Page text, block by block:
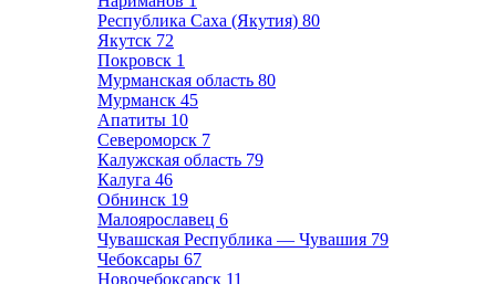
Республика Саха (Якутия) 80
Якутск 72
Покровск 1
Мурманская область 80
Мурманск 45
Апатиты 10
Североморск 7
Калужская область 79
Калуга 46
Обнинск 19
Малоярославец 6
Чувашская Республика — Чувашия 79
Чебоксары 67
Новочебоксарск 11